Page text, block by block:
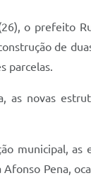
o prefeito
de
parcelas.
as novas
municipal,
Afonso Pena,